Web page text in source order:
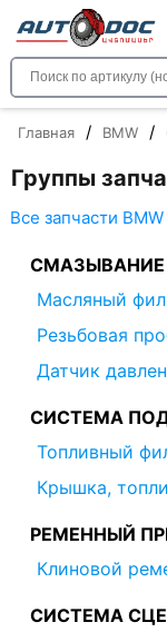
Главная / BMW /
Группы
Все запчасти
СМАЗЫВАНИЕ
Масляный
Резьбовая
Датчик
СИСТЕМА
Топливный
Крышка,
РЕМЕННЫЙ
Клиновой
СИСТЕМА